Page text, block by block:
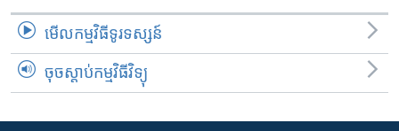
មើល​កម្មវិធី​ទូរទស្សន៍
ចុចស្តាប់កម្មវិធីវិទ្យុ